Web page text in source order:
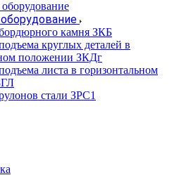
камня ЗКБ
круглых деталей в
положении ЗКДг
листа в горизонтальном
стали ЗРС1